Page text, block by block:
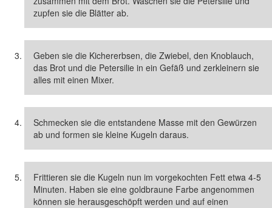
zupfen sie die Blätter ab.
Geben sie die Kichererbsen, die Zwiebel, den Knoblauch,
das Brot und die Petersilie in ein Gefäß und zerkleinern sie
alles mit einen Mixer.
Schmecken sie die entstandene Masse mit den Gewürzen
ab und formen sie kleine Kugeln daraus.
Frittieren sie die Kugeln nun im vorgekochten Fett etwa 4-5
Minuten. Haben sie eine goldbraune Farbe angenommen
können sie herausgeschöpft werden und auf einen